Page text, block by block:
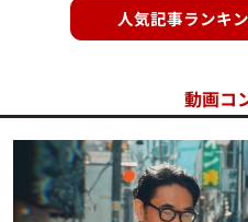
人気記事ランキ
動画コ